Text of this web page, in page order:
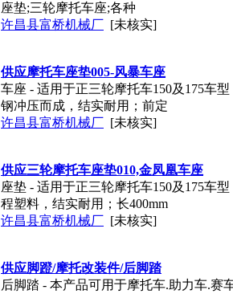
座垫;三轮摩托车座;各种
许昌县富桥机械厂 [未核实]
供应摩托车座垫005-风暴车座
车座 - 适用于正三轮摩托车150及175车
钢冲压而成，结实耐用；前定
许昌县富桥机械厂 [未核实]
供应三轮摩托车座垫010,金凤凰车座
座垫 - 适用于正三轮摩托车150及175车
程塑料，结实耐用；长400mm
许昌县富桥机械厂 [未核实]
供应脚蹬/摩托改装件/后脚踏
后脚踏 - 本产品可用于摩托车.助力车.赛